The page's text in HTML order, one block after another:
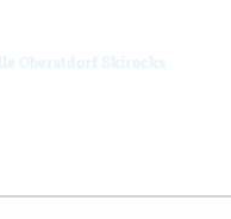
Oberstdorf Skirocks